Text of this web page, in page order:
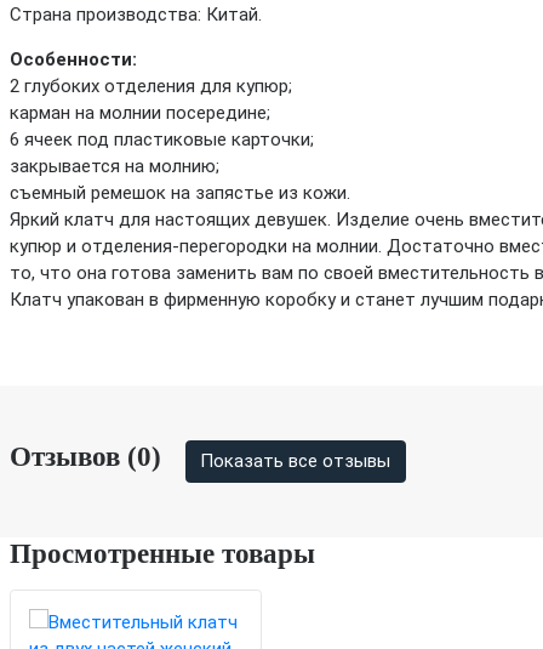
Страна производства: Китай.
Особенности:
2 глубоких отделения для купюр;
карман на молнии посередине;
6 ячеек под пластиковые карточки;
закрывается на молнию;
съемный ремешок на запястье из кожи.
Яркий клатч для настоящих девушек. Изделие очень
купюр и отделения-перегородки на молнии. Достаточно
то, что она готова заменить вам по своей
Клатч упакован в фирменную коробку и станет лучшим
Отзывов (0) Показать все отзывы
Просмотренные товары